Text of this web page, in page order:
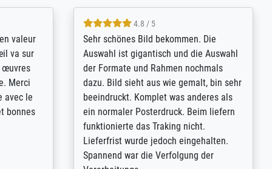
de
wat
4.8 / 5
So, I ordered a large print of The
Annunciation by Fra Angelico from a
very large and popular American
"art/poster" site advertising giclee print
quality. The quality for a large print was
atrocious. They refunded me when I sent
pictures of the blurry print vs. a
Wikipedia commons representation.
They stated they couldn't do ...